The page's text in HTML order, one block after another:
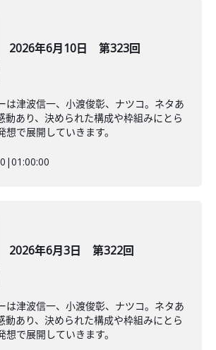
2026年6月10日 第323回
は津波信一、小渡俊彰、ナツコ。ネタあ
動あり、決められた構成や枠組みにとら
想で展開していきます。
|01:00:00
2026年6月3日 第322回
は津波信一、小渡俊彰、ナツコ。ネタあ
動あり、決められた構成や枠組みにとら
想で展開していきます。